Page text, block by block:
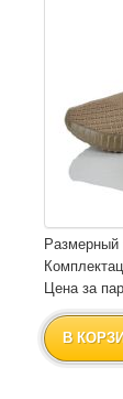
Размерный
Цена за
В